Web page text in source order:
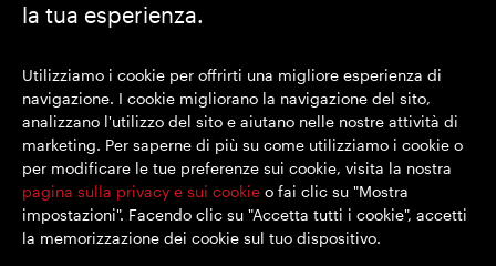
la tua esperienza.
Utilizziamo i cookie per offrirti una migliore esperienza di
navigazione. I cookie migliorano la navigazione del sito,
analizzano l'utilizzo del sito e aiutano nelle nostre attività di
marketing. Per saperne di più su come utilizziamo i cookie o
per modificare le tue preferenze sui cookie, visita la nostra
pagina sulla privacy e sui cookie o fai clic su "Mostra
impostazioni". Facendo clic su "Accetta tutti i cookie", accetti
la memorizzazione dei cookie sul tuo dispositivo.
SEGRO plc
Numero di registrazione nel Regno Unito 167591
Luogo di registrazione: Inghilterra e Galles
© SEGRO 2022
Disclaimer